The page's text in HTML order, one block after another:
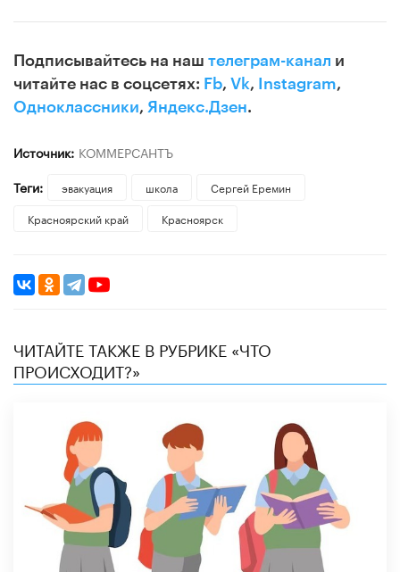
Подписывайтесь на наш телеграм-канал и
читайте нас в соцсетях: Fb, Vk, Instagram,
Одноклассники, Яндекс.Дзен.
Источник: КОММЕРСАНТЪ
Теги:
эвакуация школа
Сергей Еремин
Красноярский край
Красноярск
ЧИТАЙТЕ ТАКЖЕ В РУБРИКЕ «ЧТО
ПРОИСХОДИТ?»